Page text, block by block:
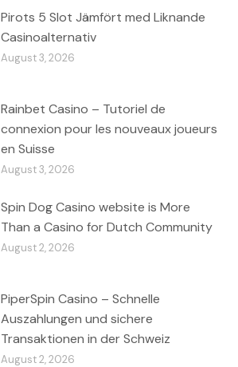
Pirots 5 Slot Jämfört med Liknande
Casinoalternativ
August 3, 2026
Rainbet Casino – Tutoriel de
connexion pour les nouveaux joueurs
en Suisse
August 3, 2026
Spin Dog Casino website is More
Than a Casino for Dutch Community
August 2, 2026
PiperSpin Casino – Schnelle
Auszahlungen und sichere
Transaktionen in der Schweiz
August 2, 2026